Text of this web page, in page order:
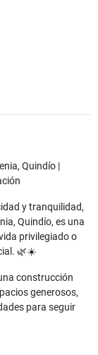
Quindío |
y tranquilidad,
Quindío, es una
privilegiado o
🌿☀️
construcción
generosos,
para seguir